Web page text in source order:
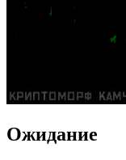
Ожидание